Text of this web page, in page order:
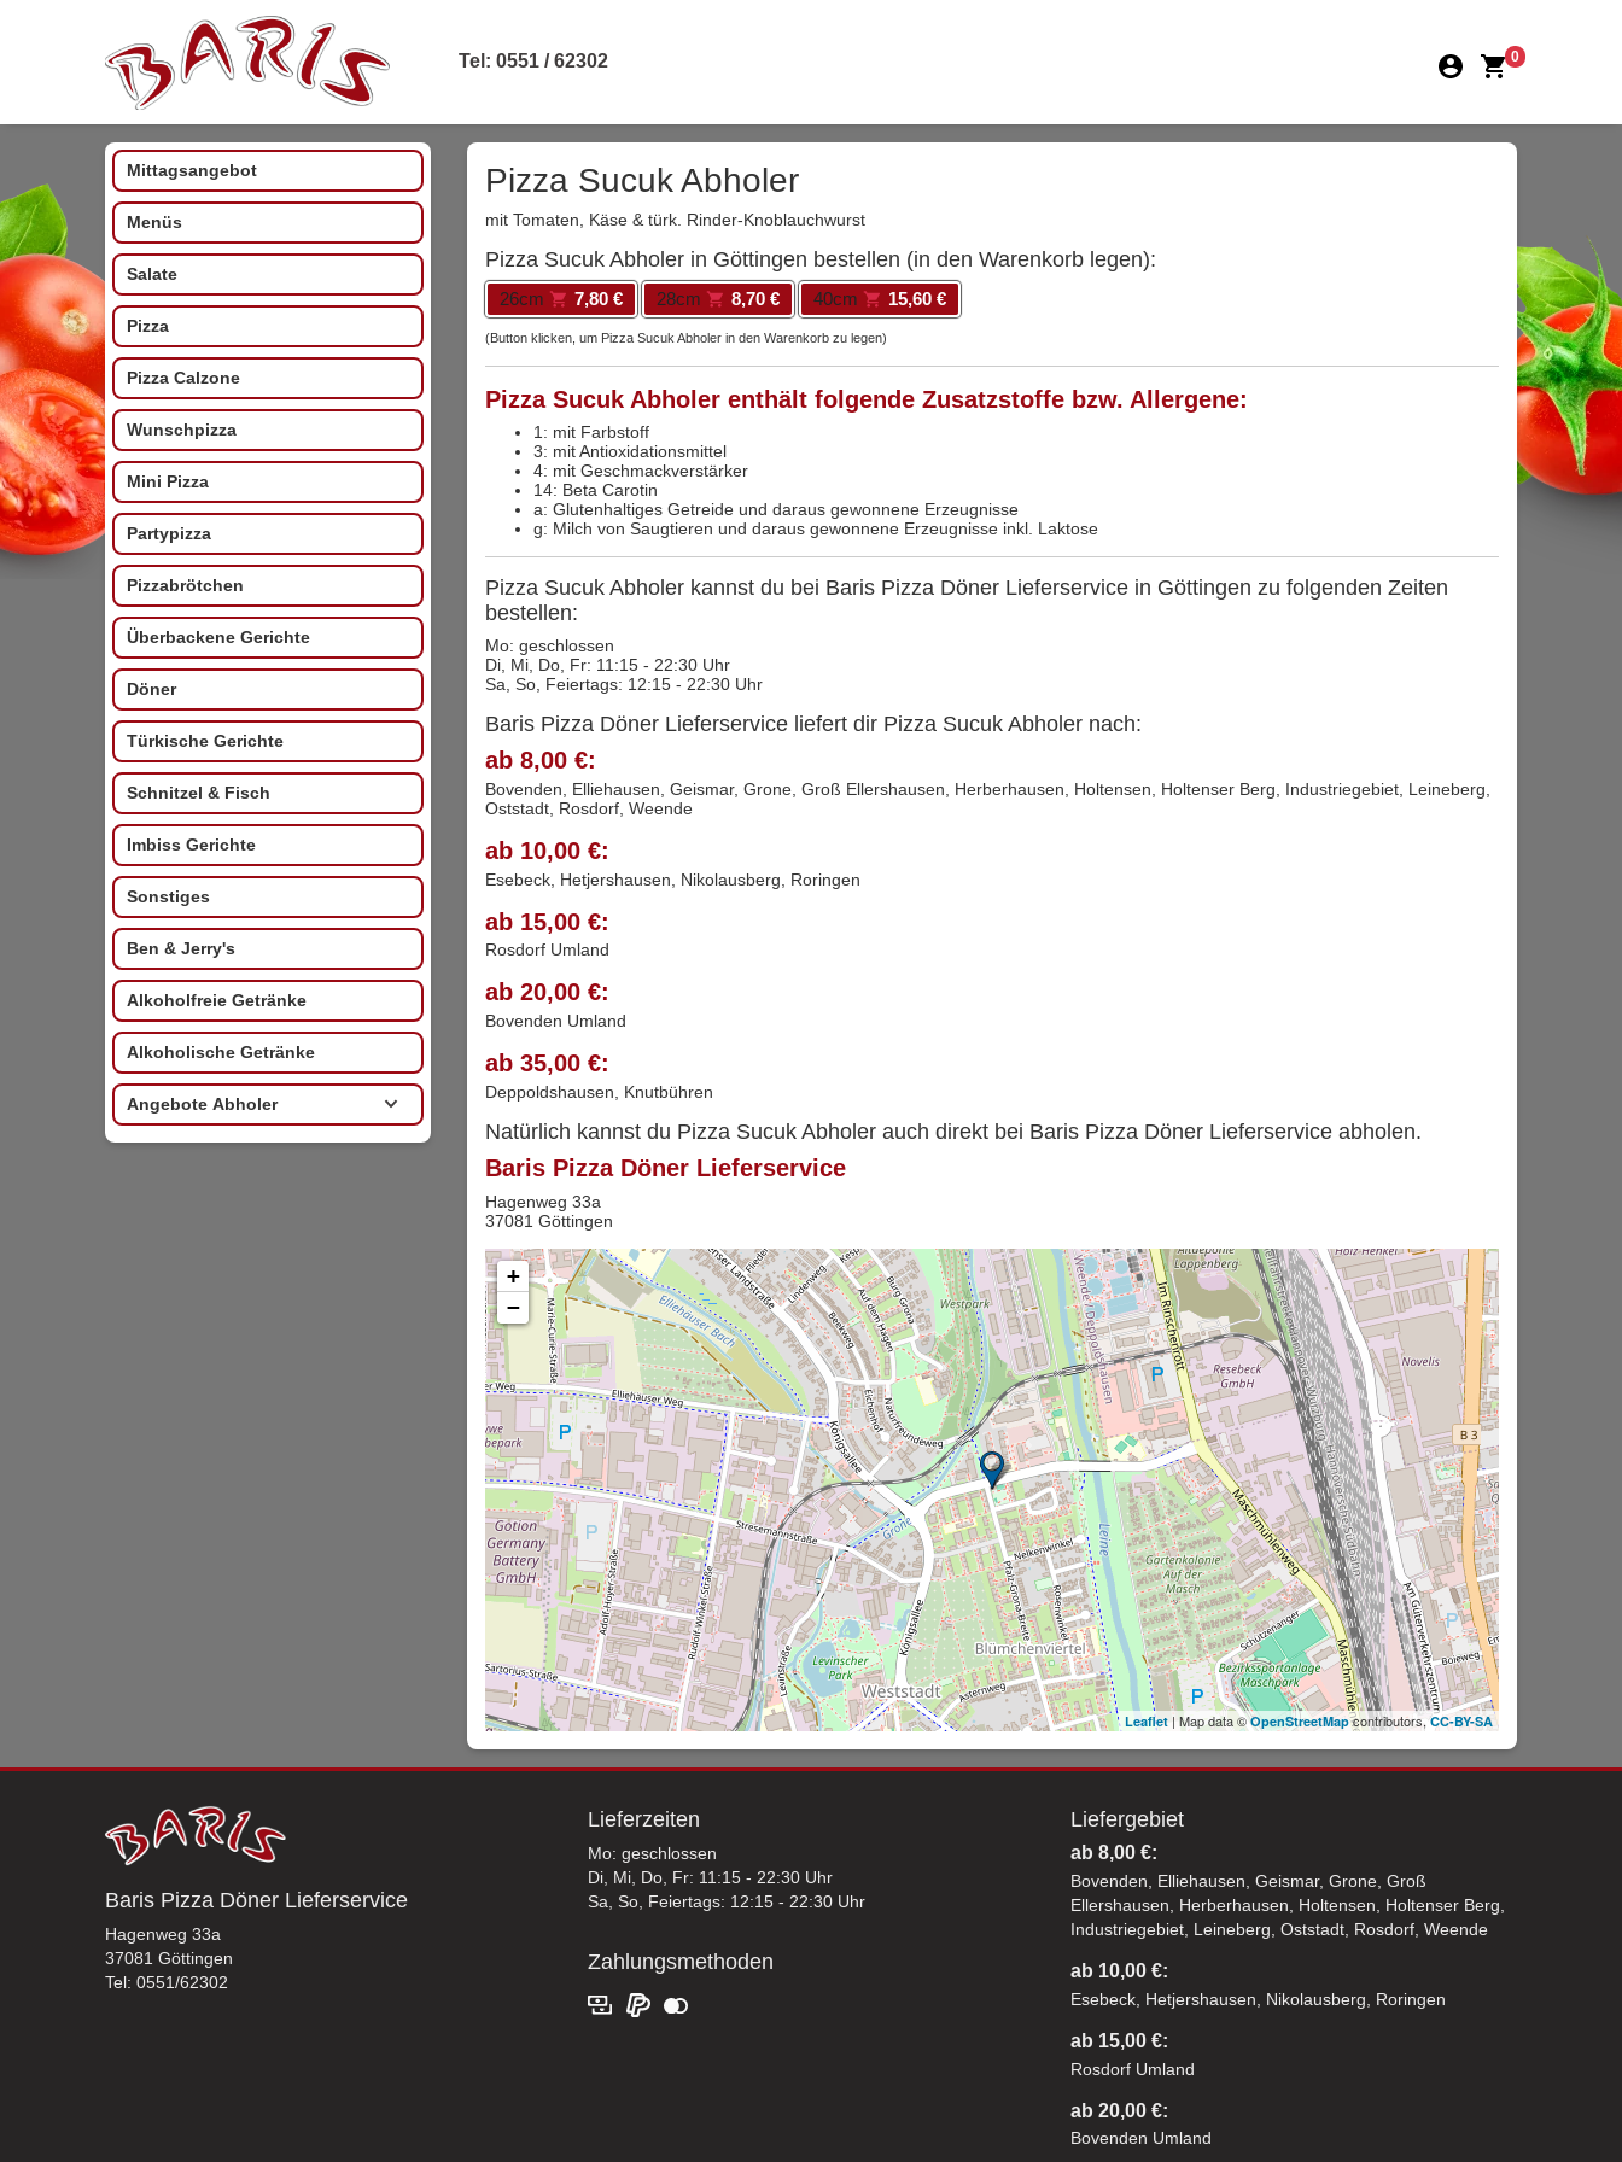
Tel: 0551 / 62302 0
Mittagsangebot
Menüs
Salate
Pizza
Pizza Calzone
Wunschpizza
Mini Pizza
Partypizza
Pizzabrötchen
Überbackene Gerichte
Döner
Türkische Gerichte
Schnitzel & Fisch
Imbiss Gerichte
Sonstiges
Ben & Jerry's
Alkoholfreie Getränke
Alkoholische Getränke
Angebote Abholer
Pizza Sucuk Abholer
mit Tomaten, Käse & türk. Rinder-Knoblauchwurst
Pizza Sucuk Abholer in Göttingen bestellen (in den Warenkorb legen):
26cm 7,80 € 28cm 8,70 € 40cm 15,60 €
(Button klicken, um Pizza Sucuk Abholer in den Warenkorb zu legen)
Pizza Sucuk Abholer enthält folgende Zusatzstoffe bzw. Allergene:
1: mit Farbstoff
3: mit Antioxidationsmittel
4: mit Geschmackverstärker
14: Beta Carotin
a: Glutenhaltiges Getreide und daraus gewonnene Erzeugnisse
g: Milch von Saugtieren und daraus gewonnene Erzeugnisse inkl. Laktose
Pizza Sucuk Abholer kannst du bei Baris Pizza Döner Lieferservice in Göttingen zu folgenden Zeiten
bestellen:
Mo: geschlossen
Di, Mi, Do, Fr: 11:15 - 22:30 Uhr
Sa, So, Feiertags: 12:15 - 22:30 Uhr
Baris Pizza Döner Lieferservice liefert dir Pizza Sucuk Abholer nach:
ab 8,00 €:
Bovenden, Elliehausen, Geismar, Grone, Groß Ellershausen, Herberhausen, Holtensen, Holtenser Berg, Industriegebiet, Leineberg,
Oststadt, Rosdorf, Weende
ab 10,00 €:
Esebeck, Hetjershausen, Nikolausberg, Roringen
ab 15,00 €:
Rosdorf Umland
ab 20,00 €:
Bovenden Umland
ab 35,00 €:
Deppoldshausen, Knutbühren
Natürlich kannst du Pizza Sucuk Abholer auch direkt bei Baris Pizza Döner Lieferservice abholen.
Baris Pizza Döner Lieferservice
Hagenweg 33a
37081 Göttingen
+
−
Leaflet | Map data ©OpenStreetMapcontributors,CC-BY-SA
Baris Pizza Döner Lieferservice
Hagenweg 33a
37081 Göttingen
Tel: 0551/62302
Lieferzeiten
Mo: geschlossen
Di, Mi, Do, Fr: 11:15 - 22:30 Uhr
Sa, So, Feiertags: 12:15 - 22:30 Uhr
Zahlungsmethoden
Liefergebiet
ab 8,00 €:
Bovenden, Elliehausen, Geismar, Grone, Groß
Ellershausen, Herberhausen, Holtensen, Holtenser Berg,
Industriegebiet, Leineberg, Oststadt, Rosdorf, Weende
ab 10,00 €:
Esebeck, Hetjershausen, Nikolausberg, Roringen
ab 15,00 €:
Rosdorf Umland
ab 20,00 €:
Bovenden Umland